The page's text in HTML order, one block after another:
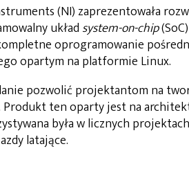
(NI) zaprezentowała
układ system-on-chip
oprogramowanie
opartym na platformie Linux.
pozwolić projektantom na
Produkt ten oparty jest na
była w licznych
latające.